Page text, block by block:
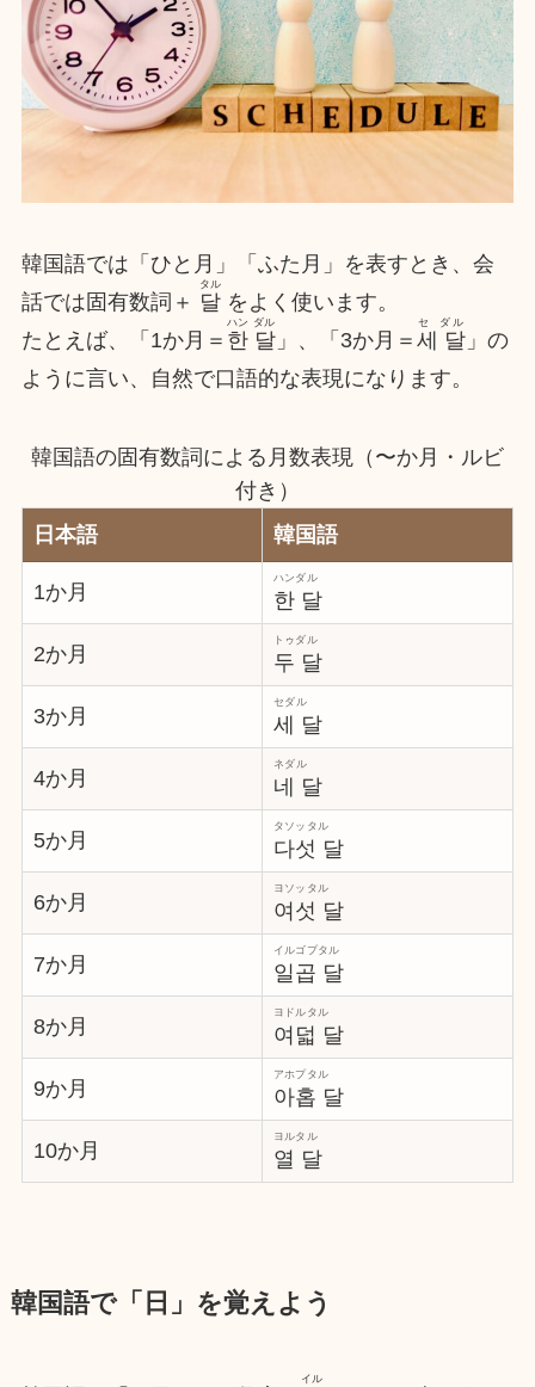
韓国語では「ひと月」「ふた月」を表すとき、会
話では固有数詞＋ 달
タル
をよく使います。
たとえば、「1か月＝ 한 달
ハン ダル
」、「3か月＝ 세 달
セ ダル
」の
ように言い、自然で口語的な表現になります。
韓国語の固有数詞による月数表現（〜か月・ルビ
付き）
日本語
韓国語
1か月 한 달
ハンダル
2か月 두 달
トゥダル
3か月 세 달
セダル
4か月 네 달
ネダル
5か月 다섯 달
タソッタル
6か月 여섯 달
ヨソッタル
7か月 일곱 달
イルゴプタル
8か月 여덟 달
ヨドルタル
9か月 아홉 달
アホプタル
10か月 열 달
ヨルタル
韓国語で「日」を覚えよう
イル